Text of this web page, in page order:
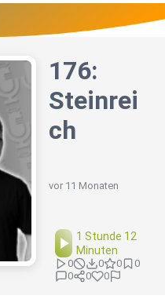
176:
Steinrei
ch
vor 11 Monaten
1 Stunde 12
Minuten
0 0 0
0
0
0 0